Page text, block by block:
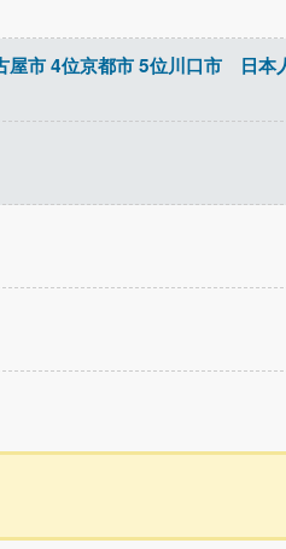
屋市 4位京都市 5位川口市 日本